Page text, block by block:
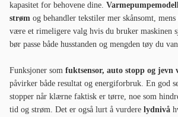
kapasitet for behovene dine.
strøm og behandler tekstiler mer skånsomt,
være et rimeligere valg hvis du bruker maskinen
bør passe både husstanden og mengden tøy du
Funksjoner som fuktsensor, auto stopp og jevn
påvirker både resultat og energiforbruk. En god
stopper når klærne faktisk er tørre, noe som
tid og strøm. Det er også lurt å vurdere lydnivå